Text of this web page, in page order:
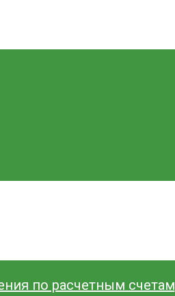
по расчетным счетам